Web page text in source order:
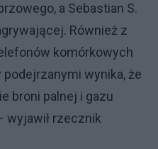
a Sebastian S.
Również z
komórkowych
wynika, że
broni palnej i gazu
wyjawił rzecznik